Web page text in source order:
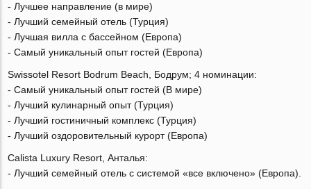
- Лучшее направление (в мире)
- Лучший семейный отель (Турция)
- Лучшая вилла с бассейном (Европа)
- Самый уникальный опыт гостей (Европа)
Swissotel Resort Bodrum Beach, Бодрум; 4 номинации:
- Самый уникальный опыт гостей (В мире)
- Лучший кулинарный опыт (Турция)
- Лучший гостиничный комплекс (Турция)
- Лучший оздоровительный курорт (Европа)
Calista Luxury Resort, Анталья:
- Лучший семейный отель с системой «все включено» (Европа).